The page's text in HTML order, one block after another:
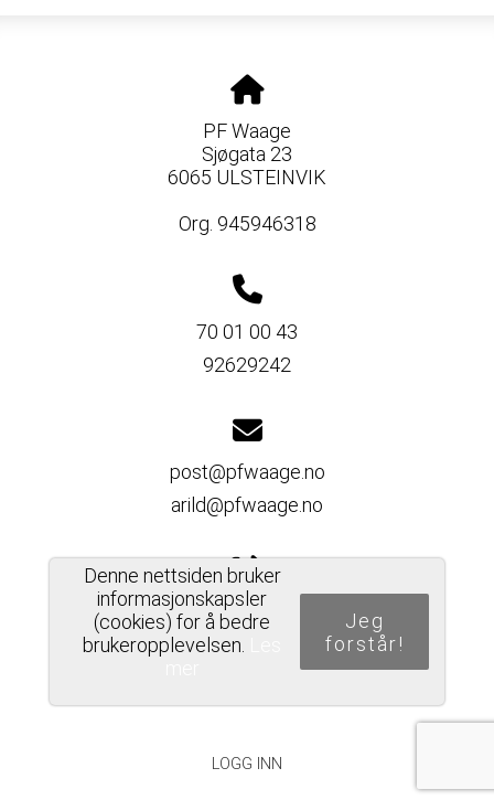
PF Waage
Sjøgata 23
6065 ULSTEINVIK
Org. 945946318
70 01 00 43
92629242
post@pfwaage.no
arild@pfwaage.no
Del nettside
Denne nettsiden bruker
informasjonskapsler
(cookies) for å bedre
brukeropplevelsen.
Jeg
forstår!
LOGG INN